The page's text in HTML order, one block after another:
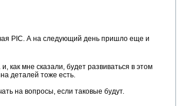
PIC. А на следующий день пришло еще и
как мне сказали, будет развиваться в этом
деталей тоже есть.
на вопросы, если таковые будут.